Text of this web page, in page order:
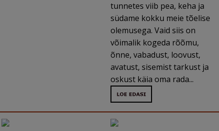
tunnetes viib pea, keha ja
südame kokku meie tõelise
olemusega. Vaid siis on
võimalik kogeda rõõmu,
õnne, vabadust, loovust,
avatust, sisemist tarkust ja
oskust käia oma rada...